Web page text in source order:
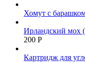
Хомут с
Ирландский мох
200 Р
Картридж для